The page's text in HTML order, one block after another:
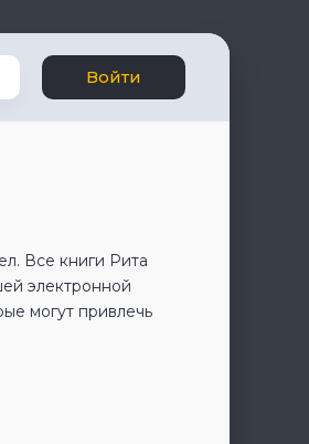
Войти
Все книги Рита
электронной
могут привлечь